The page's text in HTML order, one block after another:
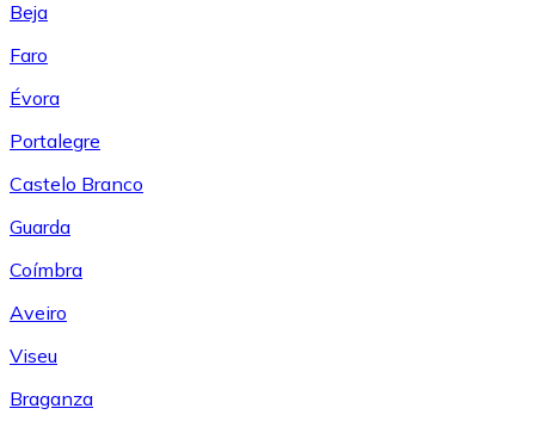
Beja
Faro
Évora
Portalegre
Castelo Branco
Guarda
Coímbra
Aveiro
Viseu
Braganza